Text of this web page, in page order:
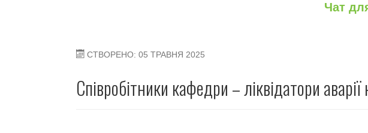
Чат
СТВОРЕНО: 05 ТРАВНЯ 2025
Співробітники кафедри – ліквідатори